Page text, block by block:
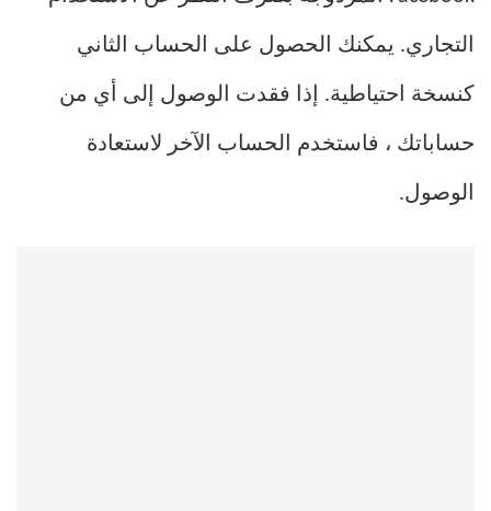
التجاري. يمكنك الحصول على الحساب الثاني
كنسخة احتياطية. إذا فقدت الوصول إلى أي من
حساباتك ، فاستخدم الحساب الآخر لاستعادة
الوصول.